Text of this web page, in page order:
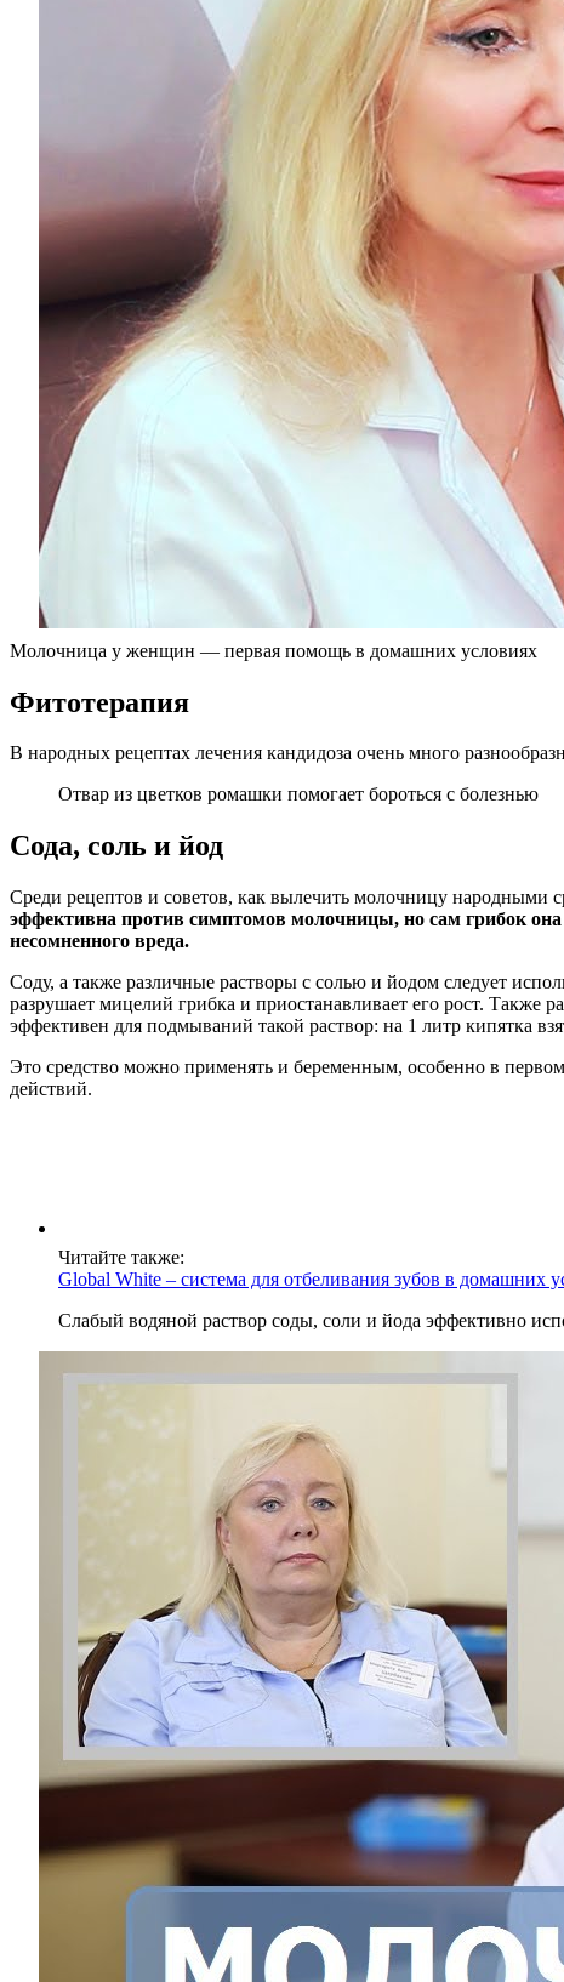
Молочница у женщин — первая помощь в домашних условиях
Фитотерапия
В народных рецептах лечения кандидоза очень много
Отвар из цветков ромашки помогает бороться с болезнью
Сода, соль и йод
Среди рецептов и советов, как вылечить молочницу народными
эффективна против симптомов молочницы, но сам грибок она
несомненного вреда.
Соду, а также различные растворы с солью и йодом следует
разрушает мицелий грибка и приостанавливает его рост. Также
эффективен для подмываний такой раствор: на 1 литр кипятка
Это средство можно применять и беременным, особенно в
действий.
Читайте также:
Global White – система для отбеливания зубов в домашних
Слабый водяной раствор соды, соли и йода эффективно